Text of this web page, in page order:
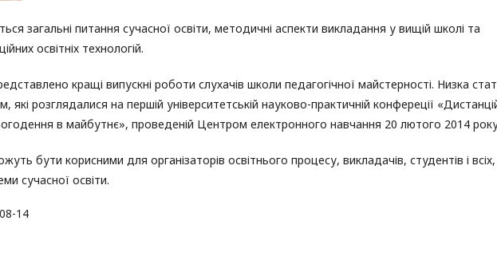
загальні питання сучасної освіти, методичні аспекти викладання у вищій школі та
освітніх технологій.
кращі випускні роботи слухачів школи педагогічної майстерності. Низка
які розглядалися на першій університетській науково-практичній конфереції
в майбутнє», проведеній Центром електронного навчання 20 лютого 2014
бути корисними для організаторів освітнього процесу, викладачів, студентів і всіх,
сучасної освіти.
14